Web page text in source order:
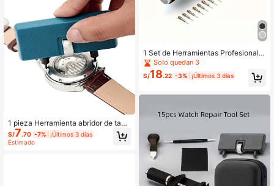
1 pieza Herramienta abridor de tapa
trasera de reloj, adecuada para rep
aración de relojes y apertura de la c
S/7.70 -7% ¡Últimos 3 días
Estimado
1 Set de Herramientas Profesionale
s para Reparación de Relojes
Solo quedan 3
S/18.22 -3% ¡Últimos 3 días